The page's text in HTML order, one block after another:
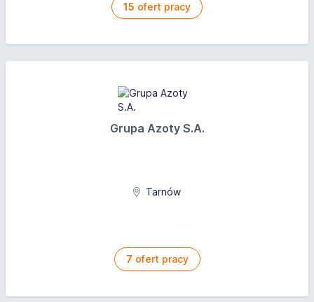
15 ofert pracy
Grupa Azoty S.A.
Tarnów
7 ofert pracy